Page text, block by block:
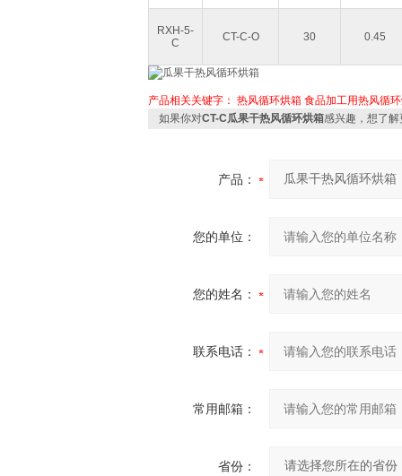
RXH-5-
C
CT-C-O 30 0.45
产品相关关键字： 热风循环烘箱 食品加工用热风循
如果你对CT-C瓜果干热风循环烘箱感兴趣，想了
产品：
您的单位：
您的姓名：
联系电话：
常用邮箱：
省份：